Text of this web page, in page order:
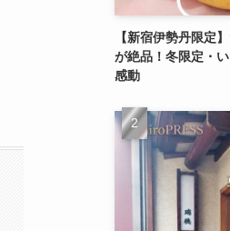
【新宿伊勢丹限定
が絶品！冬限定・
感動